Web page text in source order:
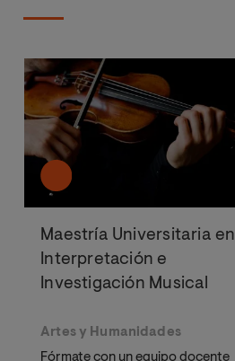
Maestría Universitaria en
Interpretación e
Investigación Musical
Artes y Humanidades
Fórmate con un equipo docente